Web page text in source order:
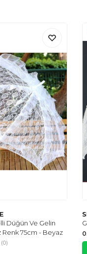
Düğün Ve Gelin
Renk 75cm - Beyaz
(0)